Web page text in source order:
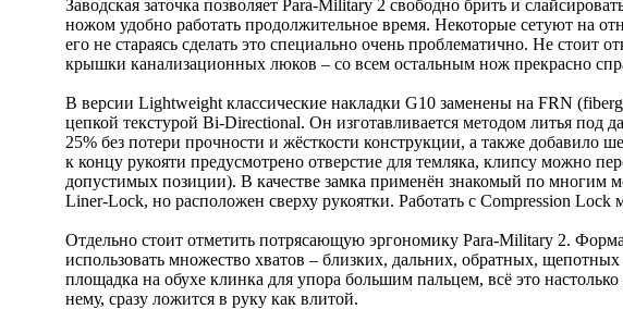
Заводская заточка позволяет Para-Military 2 свободно брить и
ножом удобно работать продолжительное время. Некоторые сетуют на
его не стараясь сделать это специально очень проблематично. Не стоит
крышки канализационных люков – со всем остальным нож прекрасно
В версии Lightweight классические накладки G10 заменены на FRN
цепкой текстурой Bi-Directional. Он изготавливается методом литья под
25% без потери прочности и жёсткости конструкции, а также добавило
к концу рукояти предусмотрено отверстие для темляка, клипсу можно
допустимых позиции). В качестве замка применён знакомый по многим
Liner-Lock, но расположен сверху рукоятки. Работать с Compression
Отдельно стоит отметить потрясающую эргономику Para-Military 2.
использовать множество хватов – близких, дальних, обратных,
площадка на обухе клинка для упора большим пальцем, всё это
нему, сразу ложится в руку как влитой.